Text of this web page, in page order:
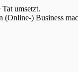
umsetzt.
) Business